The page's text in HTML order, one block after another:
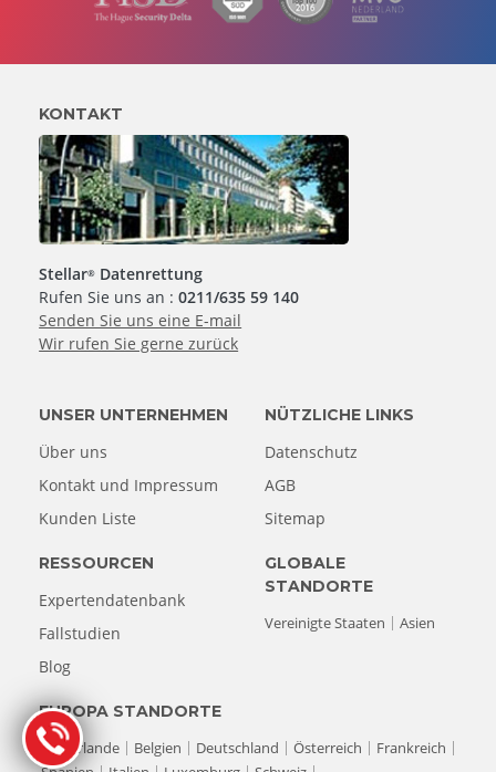
KONTAKT
Stellar® Datenrettung
Rufen Sie uns an :0211/635 59 140
Senden Sie uns eine E-mail
Wir rufen Sie gerne zurück
UNSER UNTERNEHMEN
Über uns
Kontakt und Impressum
Kunden Liste
NÜTZLICHE LINKS
Datenschutz
AGB
Sitemap
RESSOURCEN
Expertendatenbank
Fallstudien
Blog
EUROPA STANDORTE
Niederlande
Belgien Deutschland Österreich
Frankreich
GLOBALE
STANDORTE
Vereinigte Staaten
Asien